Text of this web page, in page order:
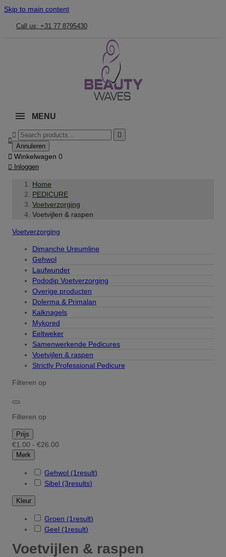
Skip to main content
Call us: +31 77 8795430
MENU



Annuleren
 Winkelwagen 0
 Inloggen
Home
PEDICURE
Voetverzorging
Voetvijlen & raspen
Voetverzorging
Dimanche Ureumline
Gehwol
Laufwunder
Pododip Voetverzorging
Overige producten
Dolerma & Primalan
Kalknagels
Mykored
Eeltweker
Samenwerkende Pedicures
Voetvijlen & raspen
Strictly Professional Pedicure
Filteren op
Filteren op
Prijs
€1.00 - €26.00
Merk
Gehwol (1 result)
Sibel (3results)
Kleur
Groen (1 result)
Geel (1 result)
Voetvijlen & raspen